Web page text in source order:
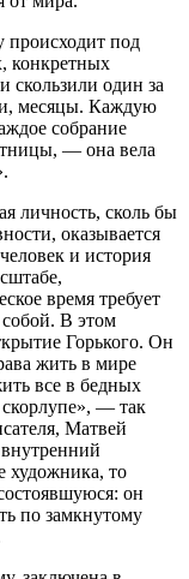
происходит под
конкретных
скользили один за
месяцы. Каждую
собрание
— она вела
личность, сколь бы
оказывается
и история
время требует
собой. В этом
Горького. Он
жить в мире
все в бедных
— так
Матвей
художника, то
он
по замкнутому